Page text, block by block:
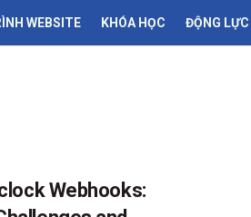
WEBSITE KHÓA HỌC ĐỘNG LỰC
Webhooks: